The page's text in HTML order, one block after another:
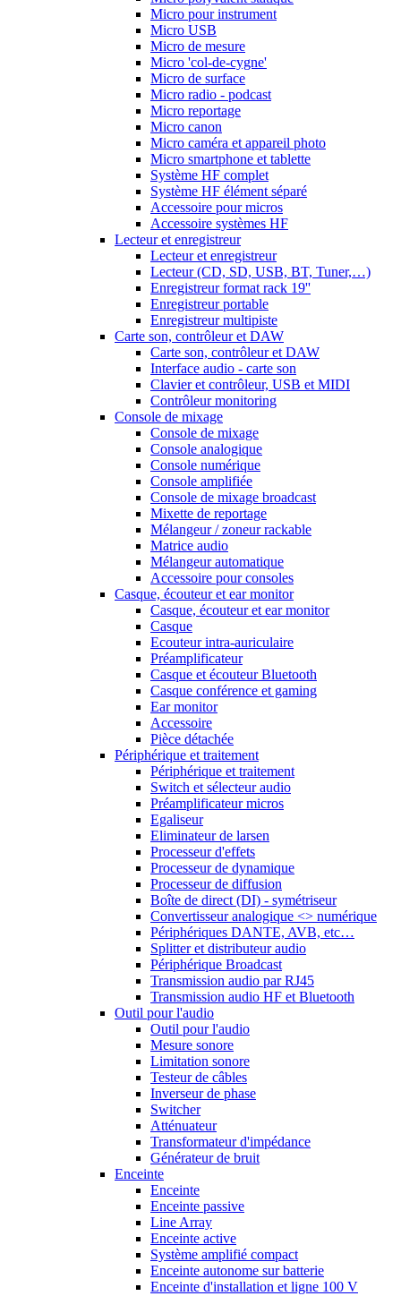
Micro pour instrument
Micro USB
Micro de mesure
Micro 'col-de-cygne'
Micro de surface
Micro radio - podcast
Micro reportage
Micro canon
Micro caméra et appareil photo
Micro smartphone et tablette
Système HF complet
Système HF élément séparé
Accessoire pour micros
Accessoire systèmes HF
Lecteur et enregistreur
Lecteur et enregistreur
Lecteur (CD, SD, USB, BT, Tuner,…)
Enregistreur format rack 19''
Enregistreur portable
Enregistreur multipiste
Carte son, contrôleur et DAW
Carte son, contrôleur et DAW
Interface audio - carte son
Clavier et contrôleur, USB et MIDI
Contrôleur monitoring
Console de mixage
Console de mixage
Console analogique
Console numérique
Console amplifiée
Console de mixage broadcast
Mixette de reportage
Mélangeur / zoneur rackable
Matrice audio
Mélangeur automatique
Accessoire pour consoles
Casque, écouteur et ear monitor
Casque, écouteur et ear monitor
Casque
Ecouteur intra-auriculaire
Préamplificateur
Casque et écouteur Bluetooth
Casque conférence et gaming
Ear monitor
Accessoire
Pièce détachée
Périphérique et traitement
Périphérique et traitement
Switch et sélecteur audio
Préamplificateur micros
Egaliseur
Eliminateur de larsen
Processeur d'effets
Processeur de dynamique
Processeur de diffusion
Boîte de direct (DI) - symétriseur
Convertisseur analogique <> numérique
Périphériques DANTE, AVB, etc…
Splitter et distributeur audio
Périphérique Broadcast
Transmission audio par RJ45
Transmission audio HF et Bluetooth
Outil pour l'audio
Outil pour l'audio
Mesure sonore
Limitation sonore
Testeur de câbles
Inverseur de phase
Switcher
Atténuateur
Transformateur d'impédance
Générateur de bruit
Enceinte
Enceinte
Enceinte passive
Line Array
Enceinte active
Système amplifié compact
Enceinte autonome sur batterie
Enceinte d'installation et ligne 100 V